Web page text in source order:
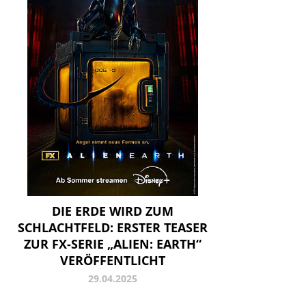
DIE ERDE WIRD ZUM
SCHLACHTFELD: ERSTER TEASER
ZUR FX-SERIE „ALIEN: EARTH“
VERÖFFENTLICHT
29.04.2025